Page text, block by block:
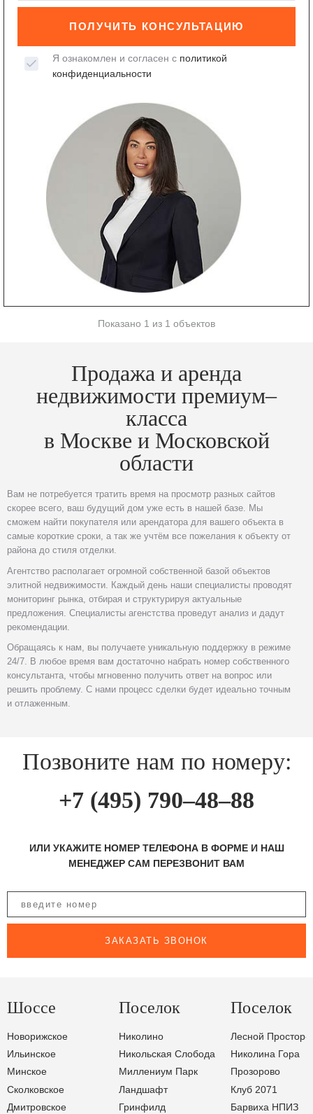
ПОЛУЧИТЬ КОНСУЛЬТАЦИЮ
Я ознакомлен и согласен с политикой
конфиденциальности
Показано 1 из 1 объектов
Продажа и аренда
недвижимости премиум–
класса
в Москве и Московской
области
Вам не потребуется тратить время на просмотр разных сайтов
скорее всего, ваш будущий дом уже есть в нашей базе. Мы
сможем найти покупателя или арендатора для вашего объекта в
самые короткие сроки, а так же учтём все пожелания к объекту от
района до стиля отделки.
Агентство располагает огромной собственной базой объектов
элитной недвижимости. Каждый день наши специалисты проводят
мониторинг рынка, отбирая и структурируя актуальные
предложения. Специалисты агенстства проведут анализ и дадут
рекомендации.
Обращаясь к нам, вы получаете уникальную поддержку в режиме
24/7. В любое время вам достаточно набрать номер собственного
консультанта, чтобы мгновенно получить ответ на вопрос или
решить проблему. С нами процесс сделки будет идеально точным
и отлаженным.
Позвоните нам по номеру:
+7 (495) 790–48–88
ИЛИ УКАЖИТЕ НОМЕР ТЕЛЕФОНА В ФОРМЕ И НАШ
МЕНЕДЖЕР САМ ПЕРЕЗВОНИТ ВАМ
ЗАКАЗАТЬ ЗВОНОК
Шоссе
Новорижское
Ильинское
Минское
Сколковское
Дмитровское
Поселок
Николино
Никольская Слобода
Миллениум Парк
Ландшафт
Гринфилд
Поселок
Лесной Простор-
Николина Гора
Прозорово
Клуб 2071
Барвиха НПИЗ